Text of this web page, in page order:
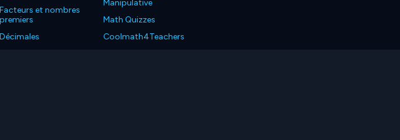
Facteurs et nombres
premiers
Décimales
Manipulative
Math Quizzes
Coolmath4Teachers